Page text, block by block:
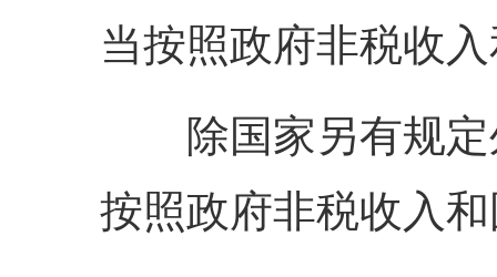
当按照政府非税收
除国家另有规定
按照政府非税收入